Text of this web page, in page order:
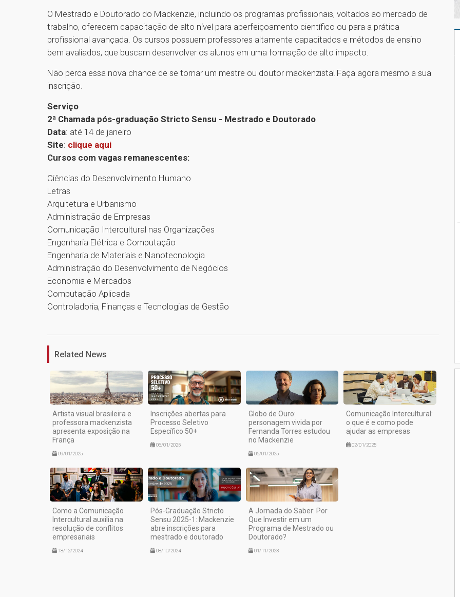
O Mestrado e Doutorado do Mackenzie, incluindo os programas profissionais, voltados ao mercado de
trabalho, oferecem capacitação de alto nível para aperfeiçoamento científico ou para a prática
profissional avançada. Os cursos possuem professores altamente capacitados e métodos de ensino
bem avaliados, que buscam desenvolver os alunos em uma formação de alto impacto.
Não perca essa nova chance de se tornar um mestre ou doutor mackenzista! Faça agora mesmo a sua
inscrição.
Serviço
2ª Chamada pós-graduação Stricto Sensu - Mestrado e Doutorado
Data: até 14 de janeiro
Site: clique aqui
Cursos com vagas remanescentes:
Ciências do Desenvolvimento Humano
Letras
Arquitetura e Urbanismo
Administração de Empresas
Comunicação Intercultural nas Organizações
Engenharia Elétrica e Computação
Engenharia de Materiais e Nanotecnologia
Administração do Desenvolvimento de Negócios
Economia e Mercados
Computação Aplicada
Controladoria, Finanças e Tecnologias de Gestão
Related News
Artista visual brasileira e
professora mackenzista
apresenta exposição na
França
09/01/2025
Inscrições abertas para
Processo Seletivo
Específico 50+
06/01/2025
Globo de Ouro:
personagem vivida por
Fernanda Torres estudou
no Mackenzie
06/01/2025
Comunicação Intercultural:
o que é e como pode
ajudar as empresas
02/01/2025
Como a Comunicação
Intercultural auxilia na
resolução de conflitos
empresariais
18/12/2024
Pós-Graduação Stricto
Sensu 2025-1: Mackenzie
abre inscrições para
mestrado e doutorado
08/10/2024
A Jornada do Saber: Por
Que Investir em um
Programa de Mestrado ou
Doutorado?
01/11/2023